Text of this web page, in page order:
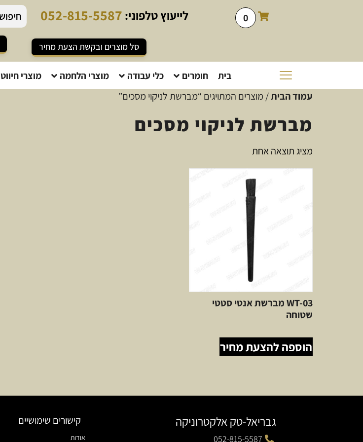
0 לייעוץטלפוני: 052-815-5587
סל מוצרים ובקשת הצעת מחיר
בית חומרים כלי עבודה מוצרי הלחמה מוצרי חיווט
עמוד הבית/ מוצרים המתויגים “מברשת לניקוי מסכים”
מברשת לניקוי מסכים
מציג תוצאה אחת
WT-03 מברשת אנטי סטטי
שטוחה
הוספה להצעת מחיר
גבריאל-טק אלקטרוניקה
052-815-5587
קישורים שימושיים
אודות